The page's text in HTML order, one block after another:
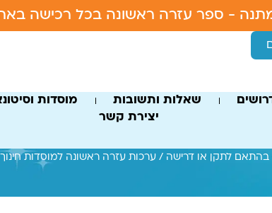
- ספר עזרה ראשונה בכל רכישה
שאלות ותשובות מוסדות
יצירת קשר
בהתאם לתקן או דרישה / ערכות עזרה ראשונה למוסדות חינוך